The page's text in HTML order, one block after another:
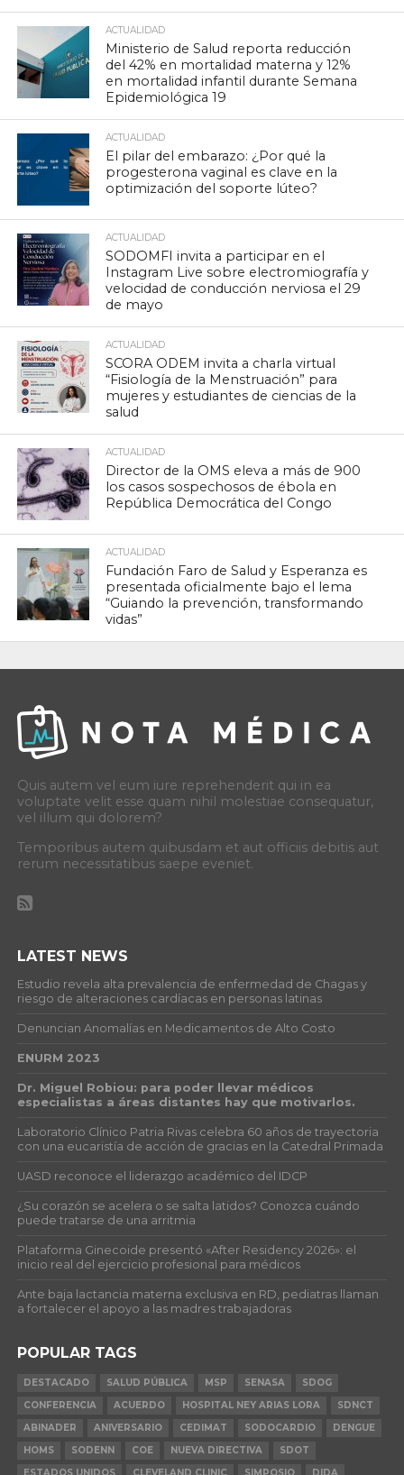
ACTUALIDAD
Ministerio de Salud reporta reducción
del 42% en mortalidad materna y 12%
en mortalidad infantil durante Semana
Epidemiológica 19
ACTUALIDAD
El pilar del embarazo: ¿Por qué la
progesterona vaginal es clave en la
optimización del soporte lúteo?
ACTUALIDAD
SODOMFI invita a participar en el
Instagram Live sobre electromiografía y
velocidad de conducción nerviosa el 29
de mayo
ACTUALIDAD
SCORA ODEM invita a charla virtual
“Fisiología de la Menstruación” para
mujeres y estudiantes de ciencias de la
salud
ACTUALIDAD
Director de la OMS eleva a más de 900
los casos sospechosos de ébola en
República Democrática del Congo
ACTUALIDAD
Fundación Faro de Salud y Esperanza es
presentada oficialmente bajo el lema
“Guiando la prevención, transformando
vidas”
Quis autem vel eum iure reprehenderit qui in ea
voluptate velit esse quam nihil molestiae consequatur,
vel illum qui dolorem?
Temporibus autem quibusdam et aut officiis debitis aut
rerum necessitatibus saepe eveniet.
LATEST NEWS
Estudio revela alta prevalencia de enfermedad de Chagas y
riesgo de alteraciones cardíacas en personas latinas
Denuncian Anomalías en Medicamentos de Alto Costo
ENURM 2023
Dr. Miguel Robiou: para poder llevar médicos
especialistas a áreas distantes hay que motivarlos.
Laboratorio Clínico Patria Rivas celebra 60 años de trayectoria
con una eucaristía de acción de gracias en la Catedral Primada
UASD reconoce el liderazgo académico del IDCP
¿Su corazón se acelera o se salta latidos? Conozca cuándo
puede tratarse de una arritmia
Plataforma Ginecoide presentó «After Residency 2026»: el
inicio real del ejercicio profesional para médicos
Ante baja lactancia materna exclusiva en RD, pediatras llaman
a fortalecer el apoyo a las madres trabajadoras
POPULAR TAGS
DESTACADO SALUD PÚBLICA MSP SENASA
SDOG
CONFERENCIA
ACUERDO HOSPITAL NEY ARIAS LORA
SDNCT
ABINADER
ANIVERSARIO CEDIMAT SODOCARDIO
DENGUE
HOMS
SODENN COE NUEVA DIRECTIVA
SDOT